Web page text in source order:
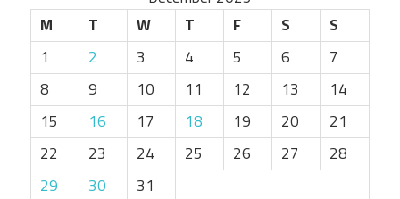
M
T W T F S
S
1
2 3 4 5 6
7
8
9 10 11 12 13
14
15
16 17 18 19 20
21
22
23 24 25 26 27
28
29
30 31